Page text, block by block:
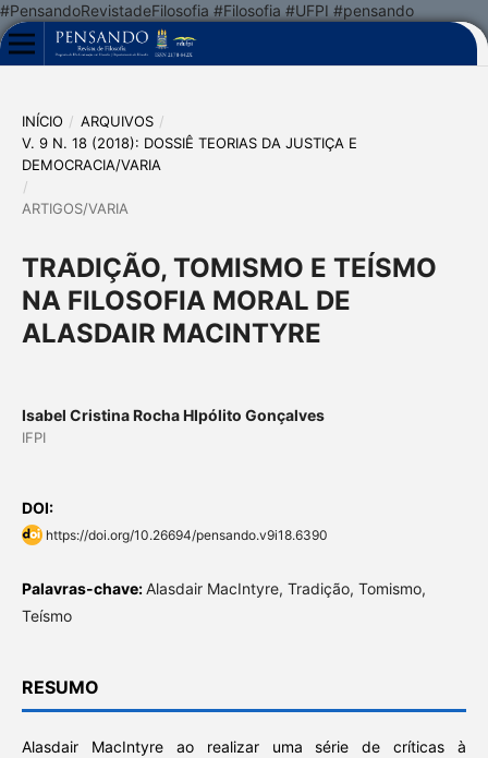
#PensandoRevistadeFilosofia #Filosofia #UFPI #pensando
INÍCIO / ARQUIVOS /
V. 9 N. 18 (2018): DOSSIÊ TEORIAS DA JUSTIÇA E
DEMOCRACIA/VARIA
/
ARTIGOS/VARIA
TRADIÇÃO, TOMISMO E TEÍSMO
NA FILOSOFIA MORAL DE
ALASDAIR MACINTYRE
Isabel Cristina Rocha HIpólito Gonçalves
IFPI
DOI:
https://doi.org/10.26694/pensando.v9i18.6390
Palavras-chave:Alasdair MacIntyre, Tradição, Tomismo,
Teísmo
RESUMO
Alasdair MacIntyre ao realizar uma série de críticas à